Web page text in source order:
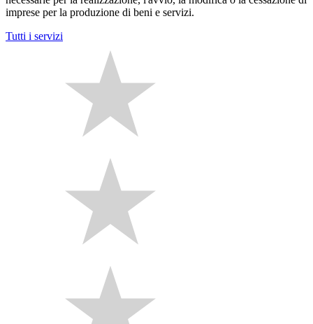
imprese per la produzione di beni e servizi.
Tutti i servizi